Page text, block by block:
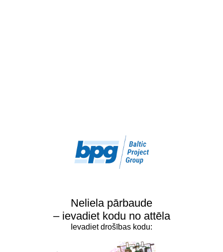
Neliela pārbaude
– ievadiet kodu no attēla
Ievadiet drošības kodu: